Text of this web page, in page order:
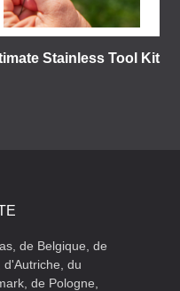
Stainless Tool Kit
de Belgique, de
d'Autriche, du
de Pologne,